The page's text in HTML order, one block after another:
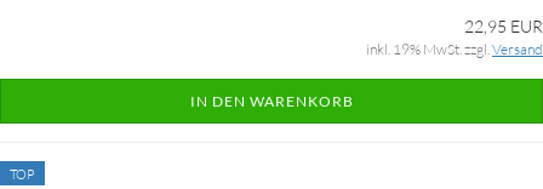
22,95 EUR
inkl. 19% MwSt. zzgl. Versand
IN DEN WARENKORB
TOP